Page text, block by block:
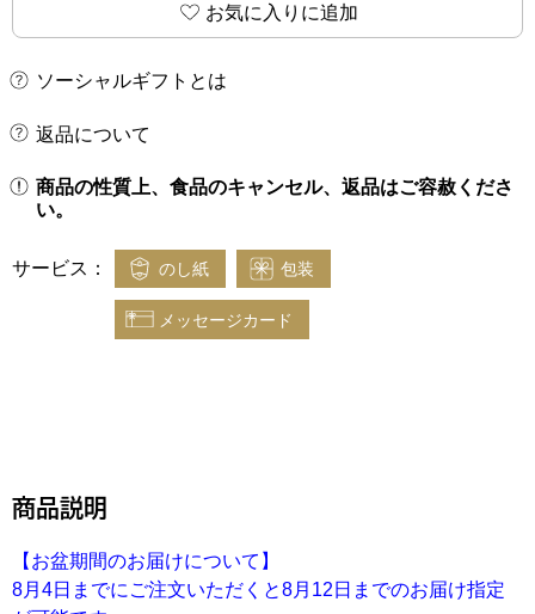
お気に入りに追加
ソーシャルギフトとは
返品について
商品の性質上、食品のキャンセル、返品はご容赦くださ
い。
サービス： のし紙 包装
メッセージカード
商品説明
【お盆期間のお届けについて】
8月4日までにご注文いただくと8月12日までのお届け指定